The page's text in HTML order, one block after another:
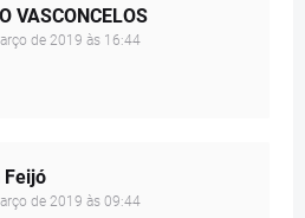
VASCONCELOS
de 2019 às 16:44
Feijó
de 2019 às 09:44